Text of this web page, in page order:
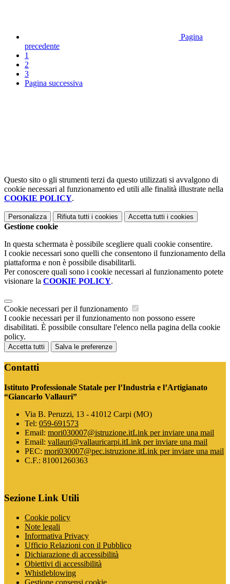
Pagina
precedente
1
2
3
Pagina successiva
Questo sito o gli strumenti terzi da questo utilizzati si avvalgono di
cookie necessari al funzionamento ed utili alle finalità illustrate nella
COOKIE POLICY.
Personalizza Rifiuta tutti i cookies Accetta tutti i cookies
Gestione cookie
In questa schermata è possibile scegliere quali cookie consentire.
I cookie necessari sono quelli che consentono il funzionamento della
piattaforma e non è possibile disabilitarli.
Per conoscere quali sono i cookie necessari al funzionamento potete
visionare la COOKIE POLICY.
Cookie necessari per il funzionamento
I cookie necessari per il funzionamento non possono essere
disabilitati. È possibile consultare l'elenco nella pagina della cookie
policy.
Accetta tutti Salva le preferenze
Contatti
Istituto Professionale Statale per l’Industria e l’Artigianato
“Giancarlo Vallauri”
Via B. Peruzzi, 13 - 41012 Carpi (MO)
Tel: 059-691573
Email: mori030007@istruzione.itLink per inviare una mail
Email: vallauri@vallauricarpi.itLink per inviare una mail
PEC: mori030007@pec.istruzione.itLink per inviare una mail
C.F.: 81001260363
Sezione Link Utili
Cookie policy
Note legali
Informativa Privacy
Ufficio Relazioni con il Pubblico
Dichiarazione di accessibilità
Obiettivi di accessibilità
Whistleblowing